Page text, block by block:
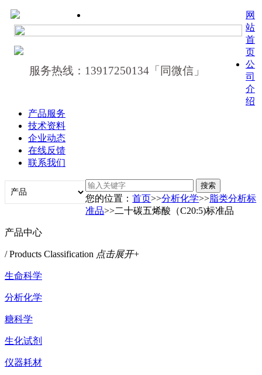
服务热线：13917250134「同微信」
网
站
首
页
公
司
介
绍
产品服务
技术资料
企业动态
在线反馈
联系我们
您的位置：首页>>分析化学>>脂类分析标
准品>>二十碳五烯酸（C20:5)标准品
产品中心
/ Products Classification 点击展开+
生命科学
分析化学
糖科学
生化试剂
仪器耗材